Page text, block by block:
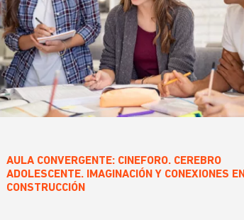
AULA CONVERGENTE: CINEFORO. CEREBRO
ADOLESCENTE. IMAGINACIÓN Y CONEXIONES EN
CONSTRUCCIÓN